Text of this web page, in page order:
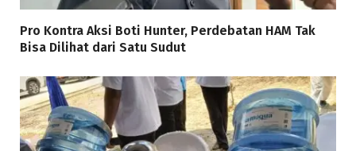
Pro Kontra Aksi Boti Hunter, Perdebatan HAM Tak
Bisa Dilihat dari Satu Sudut